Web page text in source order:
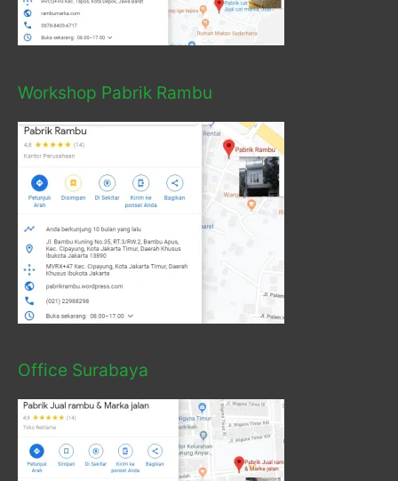
Workshop Pabrik Rambu
Office Surabaya